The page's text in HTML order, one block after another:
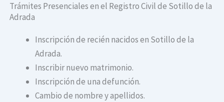
Trámites Presenciales en el Registro Civil de Sotillo de la
Adrada
Inscripción de recién nacidos en Sotillo de la
Adrada.
Inscribir nuevo matrimonio.
Inscripción de una defunción.
Cambio de nombre y apellidos.